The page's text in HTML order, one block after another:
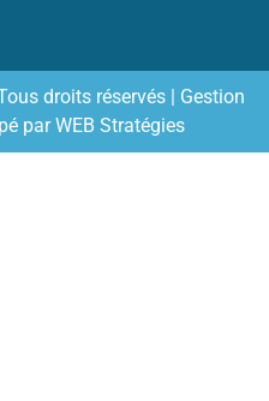
droits réservés | Gestion
parWEB Stratégies